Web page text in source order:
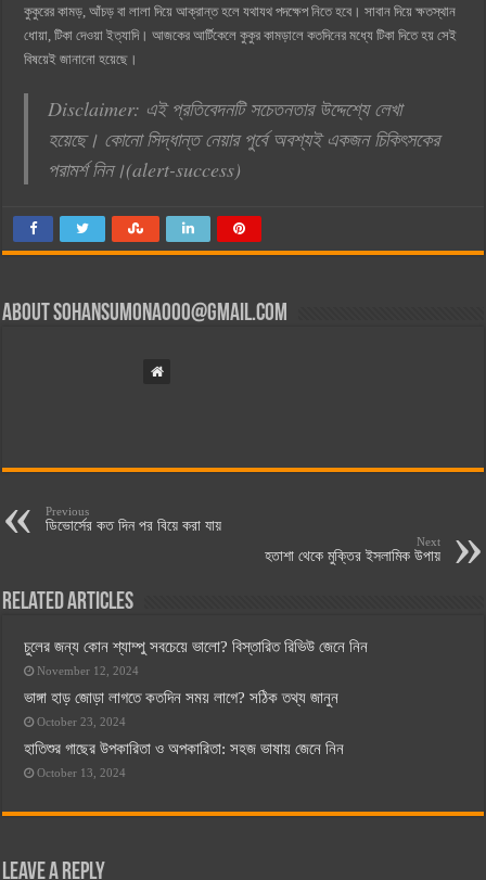
কুকুরের কামড়, আঁচড় বা লালা দিয়ে আক্রান্ত হলে যথাযথ পদক্ষেপ নিতে হবে। সাবান দিয়ে ক্ষতস্থান
ধোয়া, টিকা দেওয়া ইত্যাদি। আজকের আর্টিকেলে কুকুর কামড়ালে কতদিনের মধ্যে টিকা দিতে হয় সেই
বিষয়েই জানানো হয়েছে।
Disclaimer: এই প্রতিবেদনটি সচেতনতার উদ্দেশ্যে লেখা
হয়েছে। কোনো সিদ্ধান্ত নেয়ার পুর্বে অবশ্যই একজন চিকিৎসকের
পরামর্শ নিন।(alert-success)
Aboutsohansumona000@gmail.com
Previous
ডিভোর্সের কত দিন পর বিয়ে করা যায়
Next
হতাশা থেকে মুক্তির ইসলামিক উপায়
Related Articles
চুলের জন্য কোন শ্যাম্পু সবচেয়ে ভালো? বিস্তারিত রিভিউ জেনে নিন
November 12, 2024
ভাঙ্গা হাড় জোড়া লাগতে কতদিন সময় লাগে? সঠিক তথ্য জানুন
October 23, 2024
হাতিশুর গাছের উপকারিতা ও অপকারিতা: সহজ ভাষায় জেনে নিন
October 13, 2024
Leave a Reply